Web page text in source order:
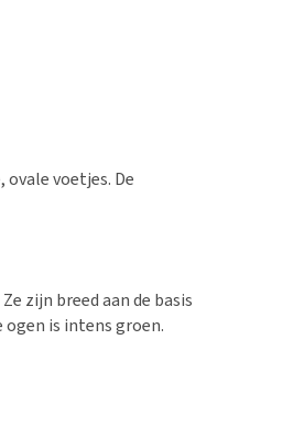
voetjes. De
zijn breed aan de basis
is intens groen.